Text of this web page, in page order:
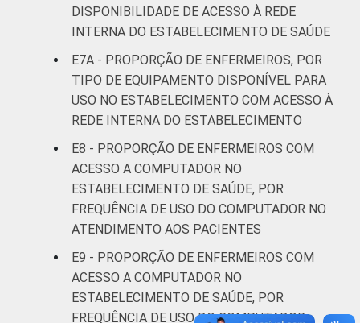
DISPONIBILIDADE DE ACESSO À REDE
INTERNA DO ESTABELECIMENTO DE SAÚDE
E7A - PROPORÇÃO DE ENFERMEIROS, POR
TIPO DE EQUIPAMENTO DISPONÍVEL PARA
USO NO ESTABELECIMENTO COM ACESSO À
REDE INTERNA DO ESTABELECIMENTO
E8 - PROPORÇÃO DE ENFERMEIROS COM
ACESSO A COMPUTADOR NO
ESTABELECIMENTO DE SAÚDE, POR
FREQUÊNCIA DE USO DO COMPUTADOR NO
ATENDIMENTO AOS PACIENTES
E9 - PROPORÇÃO DE ENFERMEIROS COM
ACESSO A COMPUTADOR NO
ESTABELECIMENTO DE SAÚDE, POR
FREQUÊNCIA DE USO DO COMPUTADOR